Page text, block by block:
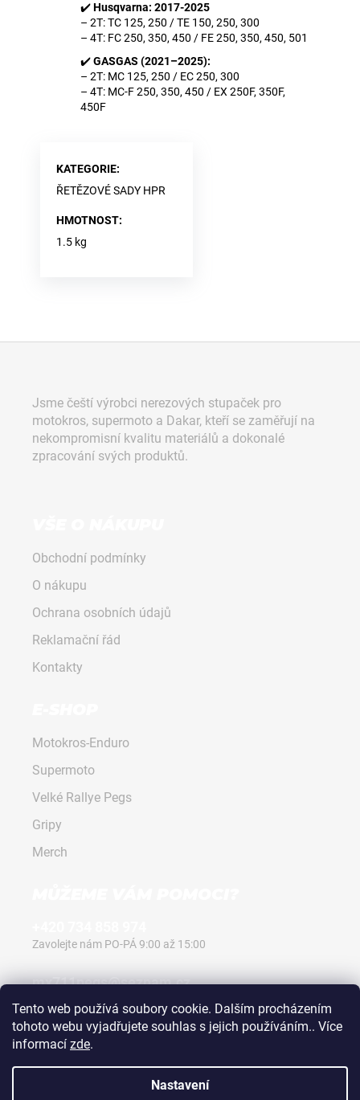
Tento web používá soubory cookie. Dalším procházením
tohoto webu vyjadřujete souhlas s jejich používáním.. Více
informací zde.
Nastavení
✔️Husqvarna: 2017-2025
– 2T: TC 125, 250 / TE 150, 250, 300
– 4T: FC 250, 350, 450 / FE 250, 350, 450, 501
✔️GASGAS (2021–2025):
– 2T: MC 125, 250 / EC 250, 300
– 4T: MC-F 250, 350, 450 / EX 250F, 350F,
450F
KATEGORIE:
ŘETĚZOVÉ SADY HPR
HMOTNOST:
1.5 kg
Jsme čeští výrobci nerezových stupaček pro
motokros, supermoto a Dakar, kteří se zaměřují na
nekompromisní kvalitu materiálů a dokonalé
zpracování svých produktů.
Obchodní podmínky
O nákupu
Ochrana osobních údajů
Reklamační řád
Kontakty
Motokros-Enduro
Supermoto
Velké Rallye Pegs
Gripy
Merch
Zavolejte nám PO-PÁ 9:00 až 15:00
mx711pegs@seznam.cz